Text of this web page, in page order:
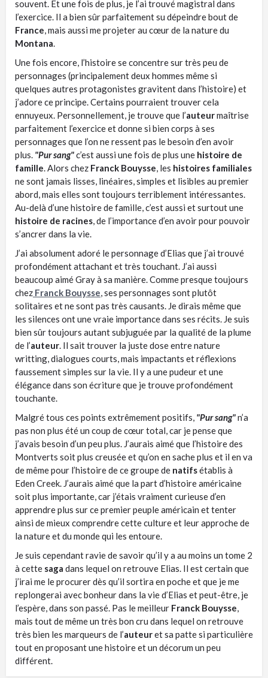
souvent. Et une fois de plus, je l’ai trouvé magistral dans
l’exercice. Il a bien sûr parfaitement su dépeindre bout de
France , mais aussi me projeter au cœur de la nature du
Montana
Une fois encore, l’histoire se concentre sur très peu de
personnages (principalement deux hommes même si
quelques autres protagonistes gravitent dans l’histoire) et
j’adore ce principe. Certains pourraient trouver cela
ennuyeux. Personnellement, je trouve que l’auteurmaîtrise
parfaitement l’exercice et donne si bien corps à ses
personnages que l’on ne ressent pas le besoin d’en avoir
plus. "Pur sang"c’est aussi une fois de plus une histoire de
famille . Alors chez Franck Bouysse , les histoires familiales
ne sont jamais lisses, linéaires, simples et lisibles au premier
abord, mais elles sont toujours terriblement intéressantes.
Au-delà d’une histoire de famille, c’est aussi et surtout une
histoire de racines , de l’importance d’en avoir pour pouvoir
s’ancrer dans la vie.
J’ai absolument adoré le personnage d’Elias que j’ai trouvé
profondément attachant et très touchant. J’ai aussi
beaucoup aimé Gray à sa manière. Comme presque toujours
chez Franck Bouysse , ses personnages sont plutôt
solitaires et ne sont pas très causants. Je dirais même que
les silences ont une vraie importance dans ses récits. Je suis
bien sûr toujours autant subjuguée par la qualité de la plume
de l’auteur . Il sait trouver la juste dose entre nature
writting, dialogues courts, mais impactants et réflexions
faussement simples sur la vie. Il y a une pudeur et une
élégance dans son écriture que je trouve profondément
touchante.
Malgré tous ces points extrêmement positifs, "Pur sang"n’a
pas non plus été un coup de cœur total, car je pense que
j’avais besoin d’un peu plus. J’aurais aimé que l’histoire des
Montverts soit plus creusée et qu’on en sache plus et il en va
de même pour l’histoire de ce groupe de natifsétablis à
Eden Creek. J’aurais aimé que la part d’histoire américaine
soit plus importante, car j’étais vraiment curieuse d’en
apprendre plus sur ce premier peuple américain et tenter
ainsi de mieux comprendre cette culture et leur approche de
la nature et du monde qui les entoure.
Je suis cependant ravie de savoir qu’il y a au moins un tome 2
à cette saga dans lequel on retrouve Elias. Il est certain que
j’irai me le procurer dès qu’il sortira en poche et que je me
replongerai avec bonheur dans la vie d’Elias et peut-être, je
l’espère, dans son passé. Pas le meilleur Franck Bouysse
mais tout de même un très bon cru dans lequel on retrouve
très bien les marqueurs de l’auteuret sa patte si particulière
tout en proposant une histoire et un décorum un peu
différent.